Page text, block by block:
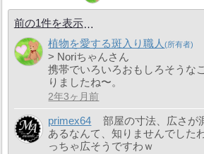
前の1件を表示
植物を愛する斑入り職人
> Noriちゃんさん
携帯でいろいろおもしろそうな
りましたね〜。
2年3ヶ月前
primex64
部屋の寸法、広さが
あるなんて、知りませんでした
っちゃ広そうですわｗ